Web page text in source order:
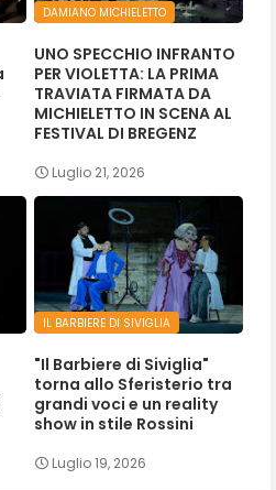
DAMIANO MICHIELETTO
UNO SPECCHIO INFRANTO
PER VIOLETTA: LA PRIMA
TRAVIATA FIRMATA DA
MICHIELETTO IN SCENA AL
FESTIVAL DI BREGENZ
Luglio 21, 2026
IL BARBIERE DI SIVIGLIA
"Il Barbiere di Siviglia"
torna allo Sferisterio tra
grandi voci e un reality
show in stile Rossini
Luglio 19, 2026